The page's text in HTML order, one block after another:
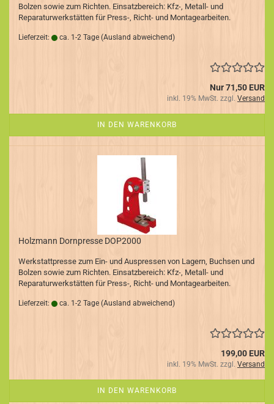
Bolzen sowie zum Richten. Einsatzbereich: Kfz-, Metall- und
Reparaturwerkstätten für Press-, Richt- und Montagearbeiten.
Lieferzeit: ca. 1-2 Tage (Ausland abweichend)
Nur 71,50 EUR
inkl. 19% MwSt. zzgl. Versand
IN DEN WARENKORB
Holzmann Dornpresse DOP2000
Werkstattpresse zum Ein- und Auspressen von Lagern, Buchsen und
Bolzen sowie zum Richten. Einsatzbereich: Kfz-, Metall- und
Reparaturwerkstätten für Press-, Richt- und Montagearbeiten.
Lieferzeit: ca. 1-2 Tage (Ausland abweichend)
199,00 EUR
inkl. 19% MwSt. zzgl. Versand
IN DEN WARENKORB